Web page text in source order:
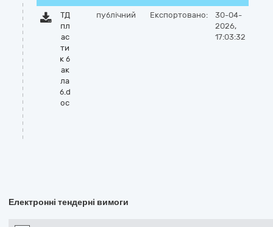
ТД
пл
ас
ти
к б
ак
ла
б.d
oc
публічний Експортовано:
30-04-
2026,
17:03:32
Електронні тендерні вимоги